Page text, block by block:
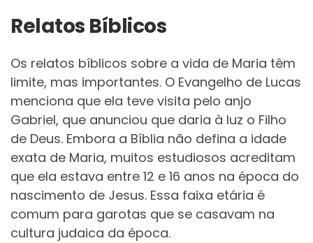
Relatos Bíblicos
Os relatos bíblicos sobre a vida de Maria têm
limite, mas importantes. O Evangelho de Lucas
menciona que ela teve visita pelo anjo
Gabriel, que anunciou que daria à luz o Filho
de Deus. Embora a Bíblia não defina a idade
exata de Maria, muitos estudiosos acreditam
que ela estava entre 12 e 16 anos na época do
nascimento de Jesus. Essa faixa etária é
comum para garotas que se casavam na
cultura judaica da época.